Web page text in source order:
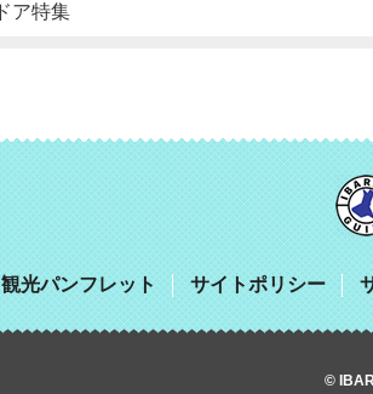
ア特集
観光パンフレット サイトポリシー
©